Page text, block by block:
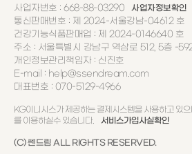
사업자번호 : 668-88-03290
사업자정보확인
통신판매번호 : 제 2024-서울강남-04612 호
건강기능식품판매업 : 제 2024-0146640 호
주소 : 서울특별시 강남구 역삼로 512, 5층 -
개인정보관리책임자 : 신진호
E-mail : help@ssendream.com
대표번호 : 070-5129-4966
KG이니시스가 제공하는 결제시스템을 사용하고 있
를 이용하실수 있습니다.
서비스가입사실확인
(C) 쎈드림 ALL RIGHTS RESERVED.